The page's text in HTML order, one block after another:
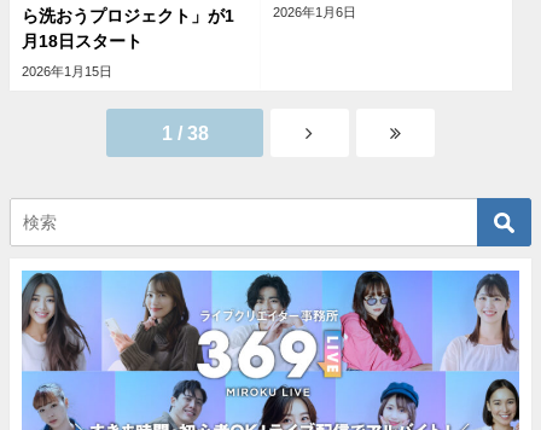
ら洗おうプロジェクト」が1
月18日スタート
2026年1月15日
2026年1月6日
1 / 38